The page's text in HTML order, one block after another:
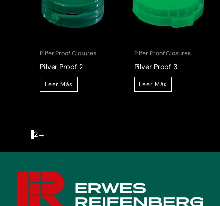
Pilfer Proof Closures
Pilver Proof 2
Leer Más
Pilfer Proof Closures
Pilver Proof 3
Leer Más
2→